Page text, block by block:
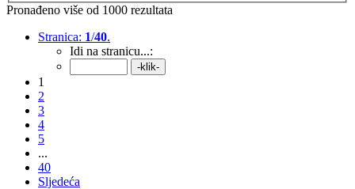
Pronađeno više od 1000 rezultata
Stranica: 1/40.
Idi na stranicu...:
1
2
3
4
5
...
40
Sljedeća